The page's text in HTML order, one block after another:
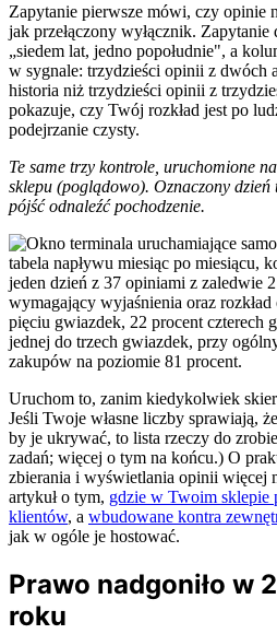
Zapytanie pierwsze mówi, czy opinie
jak przełączony wyłącznik.
„siedem lat, jedno popołudnie", a
w sygnale: trzydzieści opinii z dwóch
historia niż trzydzieści opinii z
pokazuje, czy Twój rozkład jest po
podejrzanie czysty.
Te same trzy kontrole, uruchomione
sklepu (poglądowo). Oznaczony dzień
pójść odnaleźć pochodzenie.
Uruchom to, zanim kiedykolwiek
Jeśli Twoje własne liczby sprawiają,
by je ukrywać, to lista rzeczy do
zadań; więcej o tym na końcu.) O
zbierania i wyświetlania opinii więcej
artykuł o tym, gdzie w Twoim sklepie
klientów, a wbudowane kontra
jak w ogóle je hostować.
Prawo nadgoniło w
roku